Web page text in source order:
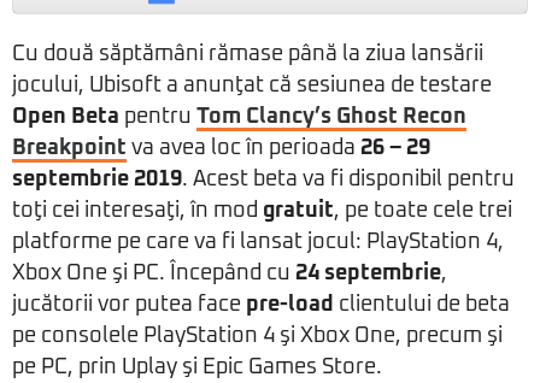
Cu două săptămâni rămase până la ziua lansării
jocului, Ubisoft a anunţat că sesiunea de testare
Open Beta pentru Tom Clancy’s Ghost Recon
Breakpoint va avea loc în perioada 26 – 29
septembrie 2019. Acest beta va fi disponibil pentru
toţi cei interesaţi, în mod gratuit, pe toate cele trei
platforme pe care va fi lansat jocul: PlayStation 4,
Xbox One şi PC. Începând cu 24 septembrie,
jucătorii vor putea face pre-load clientului de beta
pe consolele PlayStation 4 şi Xbox One, precum şi
pe PC, prin Uplay şi Epic Games Store.